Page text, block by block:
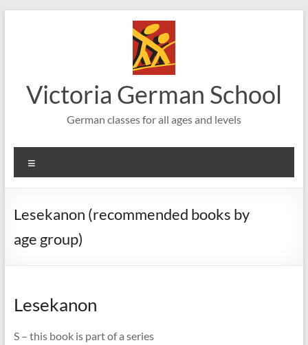
Victoria German School
German classes for all ages and levels
Lesekanon (recommended books by
age group)
Lesekanon
S – this book is part of a series